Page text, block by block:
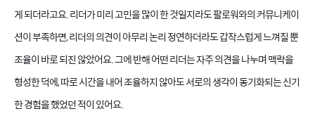
게 되더라고요. 리더가 미리 고민을 많이 한 것일지라도 팔로워와의 커뮤니케이
션이 부족하면, 리더의 의견이 아무리 논리 정연하더라도 갑작스럽게 느껴질 뿐
조율이 바로 되진 않았어요. 그에 반해 어떤 리더는 자주 의견을 나누며 맥락을
형성한 덕에, 따로 시간을 내어 조율하지 않아도 서로의 생각이 동기화되는 신기
한 경험을 했었던 적이 있어요.